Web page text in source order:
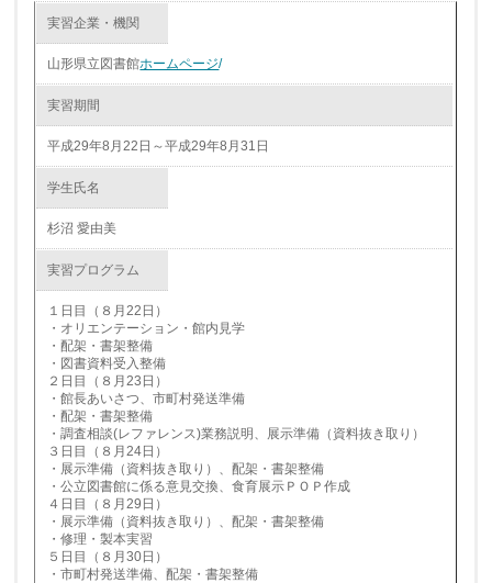
実習企業・機関
山形県立図書館ホームページ/
実習期間
平成29年8月22日～平成29年8月31日
学生氏名
杉沼 愛由美
実習プログラム
１日目（８月22日）
・オリエンテーション・館内見学
・配架・書架整備
・図書資料受入整備
２日目（８月23日）
・館長あいさつ、市町村発送準備
・配架・書架整備
・調査相談(レファレンス)業務説明、展示準備（資料抜き取り）
３日目（８月24日）
・展示準備（資料抜き取り）、配架・書架整備
・公立図書館に係る意見交換、食育展示ＰＯＰ作成
４日目（８月29日）
・展示準備（資料抜き取り）、配架・書架整備
・修理・製本実習
５日目（８月30日）
・市町村発送準備、配架・書架整備